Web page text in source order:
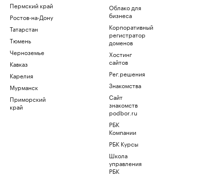
Пермский край
Ростов-на-Дону
Татарстан
Тюмень
Черноземье
Кавказ
Карелия
Мурманск
Приморский
край
Облако для
бизнеса
Корпоративный
регистратор
доменов
Хостинг
сайтов
Рег.решения
Знакомства
Сайт
знакомств
podbor.ru
РБК
Компании
РБК Курсы
Школа
управления
РБК